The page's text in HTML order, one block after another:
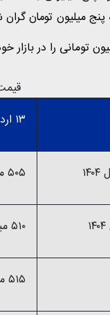
میلیون تومان
را در بازار خودرو امروز
۱۳ اردیبهشت ۱۴۰۴
۵۰۵ میلیون تومان
۵۱۰ میلیون تومان
۵۱۵ میلیون تومان